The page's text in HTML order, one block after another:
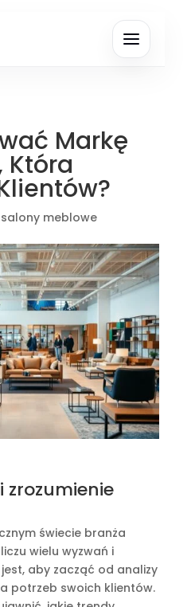
Markę
Która
meblowe
zrozumienie
świecie branża
wielu wyzwań i
aby zacząć od analizy
potrzeb swoich klientów.